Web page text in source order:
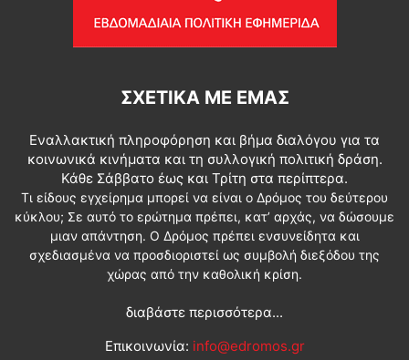
ΣΧΕΤΙΚΆ ΜΕ ΕΜΆΣ
Εναλλακτική πληροφόρηση και βήμα διαλόγου για τα
κοινωνικά κινήματα και τη συλλογική πολιτική δράση.
Κάθε Σάββατο έως και Τρίτη στα περίπτερα.
Τι είδους εγχείρημα μπορεί να είναι ο Δρόμος του δεύτερου
κύκλου; Σε αυτό το ερώτημα πρέπει, κατ’ αρχάς, να δώσουμε
μιαν απάντηση. Ο Δρόμος πρέπει ενσυνείδητα και
σχεδιασμένα να προσδιοριστεί ως συμβολή διεξόδου της
χώρας από την καθολική κρίση.
διαβάστε περισσότερα...
Επικοινωνία: info@edromos.gr